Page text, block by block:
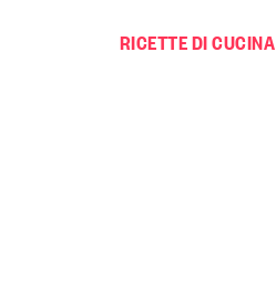
RICETTE DI CUCINA